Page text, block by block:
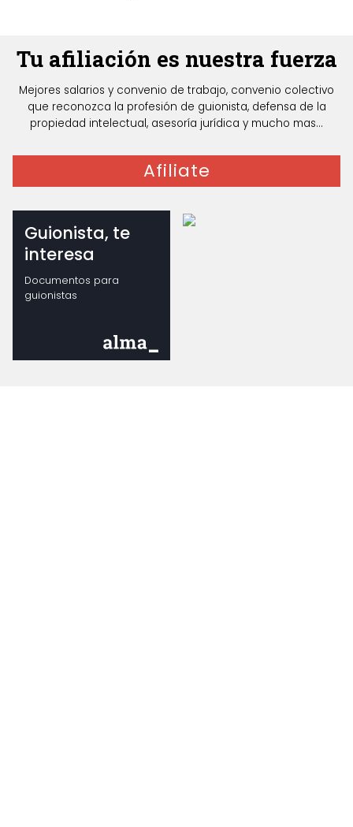
Tu afiliación es nuestra fuerza
Mejores salarios y convenio de trabajo, convenio colectivo
que reconozca la profesión de guionista, defensa de la
propiedad intelectual, asesoría jurídica y mucho mas...
Afiliate
Guionista, te
interesa
Documentos para
guionistas